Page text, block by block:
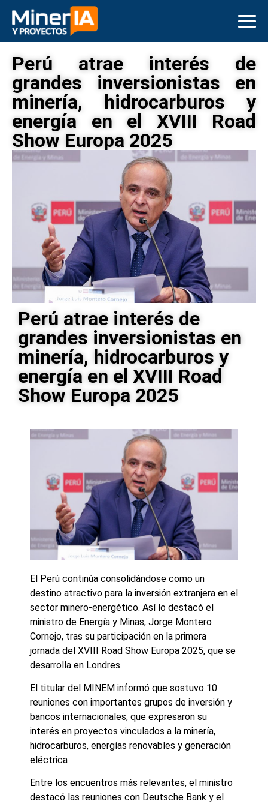
Perú atrae interés de
grandes inversionistas en
minería, hidrocarburos y
energía en el XVIII Road
Show Europa 2025
Perú atrae interés de
grandes inversionistas en
minería, hidrocarburos y
energía en el XVIII Road
Show Europa 2025
El Perú continúa consolidándose como un
destino atractivo para la inversión extranjera en el
sector minero-energético. Así lo destacó el
ministro de Energía y Minas, Jorge Montero
Cornejo, tras su participación en la primera
jornada del XVIII Road Show Europa 2025, que se
desarrolla en Londres.
El titular del MINEM informó que sostuvo 10
reuniones con importantes grupos de inversión y
bancos internacionales, que expresaron su
interés en proyectos vinculados a la minería,
hidrocarburos, energías renovables y generación
eléctrica
Entre los encuentros más relevantes, el ministro
destacó las reuniones con Deutsche Bank y el